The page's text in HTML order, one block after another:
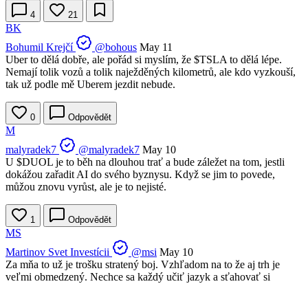
4 21
BK
Bohumil Krejčí
@bohous May 11
Uber to dělá dobře, ale pořád si myslím, že $TSLA to dělá lépe.
Nemají tolik vozů a tolik naježděných kilometrů, ale kdo vyzkouší,
tak už podle mě Uberem jezdit nebude.
0 Odpovědět
M
malyradek7
@malyradek7 May 10
U $DUOL je to běh na dlouhou trať a bude záležet na tom, jestli
dokážou zařadit AI do svého byznysu. Když se jim to povede,
můžou znovu vyrůst, ale je to nejisté.
1 Odpovědět
MS
Martinov Svet Investícii
@msi May 10
Za mňa to už je trošku stratený boj. Vzhľadom na to že aj trh je
veľmi obmedzený. Nechce sa každý učiť jazyk a sťahovať si